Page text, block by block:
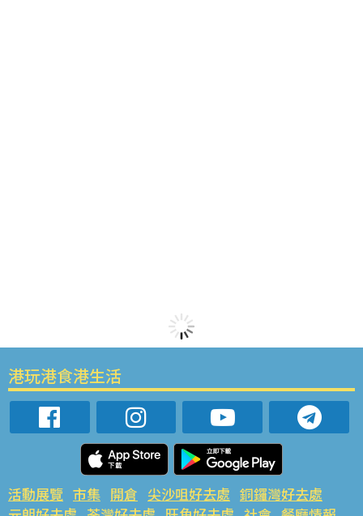
港玩港食港生活
活動展覽 市集 開倉 尖沙咀好去處 銅鑼灣好去處